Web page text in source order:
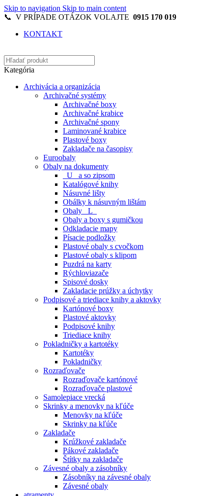
Skip to navigation Skip to main content
📞 V PRÍPADE OTÁZOK VOLAJTE 0915 170 019
KONTAKT
Kategória
Archivácia a organizácia
Archivačné systémy
Archivačné boxy
Archivačné krabice
Archivačné spony
Laminované krabice
Plastové boxy
Zakladače na časopisy
Euroobaly
Obaly na dokumenty
_U_ a so zipsom
Katalógové knihy
Násuvné lišty
Obálky k násuvným lištám
Obaly _L_
Obaly a boxy s gumičkou
Odkladacie mapy
Písacie podložky
Plastové obaly s cvočkom
Plastové obaly s klipom
Puzdrá na karty
Rýchloviazače
Spisové dosky
Zakladacie prúžky a úchytky
Podpisové a triediace knihy a aktovky
Kartónové boxy
Plastové aktovky
Podpisové knihy
Triediace knihy
Pokladničky a kartotéky
Kartotéky
Pokladničky
Rozraďovače
Rozraďovače kartónové
Rozraďovače plastové
Samolepiace vrecká
Skrinky a menovky na kľúče
Menovky na kľúče
Skrinky na kľúče
Zakladače
Krúžkové zakladače
Pákové zakladače
Štítky na zakladače
Závesné obaly a zásobníky
Zásobníky na závesné obaly
Závesné obaly